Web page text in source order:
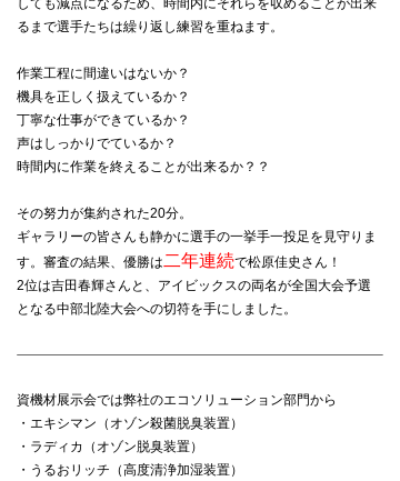
しても減点になるため、時間内にそれらを収めることが出来
るまで選手たちは繰り返し練習を重ねます。
作業工程に間違いはないか？
機具を正しく扱えているか？
丁寧な仕事ができているか？
声はしっかりでているか？
時間内に作業を終えることが出来るか？？
その努力が集約された20分。
ギャラリーの皆さんも静かに選手の一挙手一投足を見守りま
す。審査の結果、優勝は 二年連続で松原佳史さん！
2位は吉田春輝さんと、アイビックスの両名が全国大会予選
となる中部北陸大会への切符を手にしました。
資機材展示会では弊社のエコソリューション部門から
・エキシマン（オゾン殺菌脱臭装置）
・ラディカ（オゾン脱臭装置）
・うるおリッチ（高度清浄加湿装置）